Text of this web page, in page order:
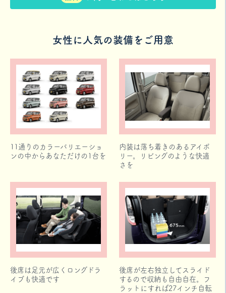
女性に人気の装備をご用意
11通りのカラーバリエーショ
ンの中からあなただけの1台を
内装は落ち着きのあるアイボ
リー。リビングのような快適
さを
後席は足元が広くロングドラ
イブも快適です
後席が左右独立してスライド
するので収納も自由自在。フ
ラットにすれば27インチ自転